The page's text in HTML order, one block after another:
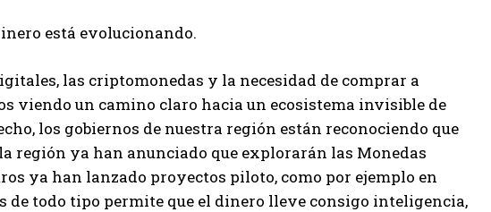
está evolucionando.
las criptomonedas y la necesidad de comprar a
viendo un camino claro hacia un ecosistema invisible de
los gobiernos de nuestra región están reconociendo que
región ya han anunciado que explorarán las Monedas
ya han lanzado proyectos piloto, como por ejemplo en
de todo tipo permite que el dinero lleve consigo inteligencia,